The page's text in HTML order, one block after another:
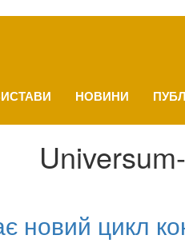
НОВИНИ
новий цикл